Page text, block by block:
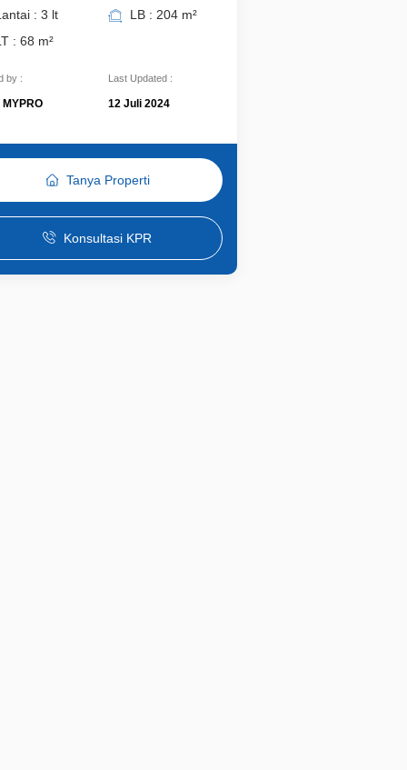
: 3 lt
LB : 204 m²
: 68 m²
by :
MYPRO
Last Updated :
12 Juli 2024
Tanya Properti
Konsultasi KPR